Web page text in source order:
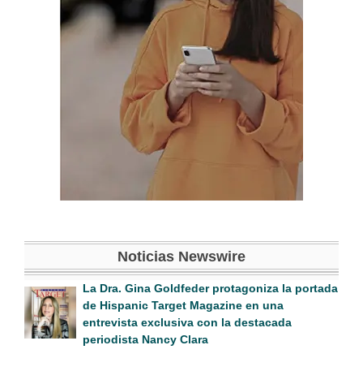
Noticias Newswire
La Dra. Gina Goldfeder protagoniza la portada
de Hispanic Target Magazine en una
entrevista exclusiva con la destacada
periodista Nancy Clara